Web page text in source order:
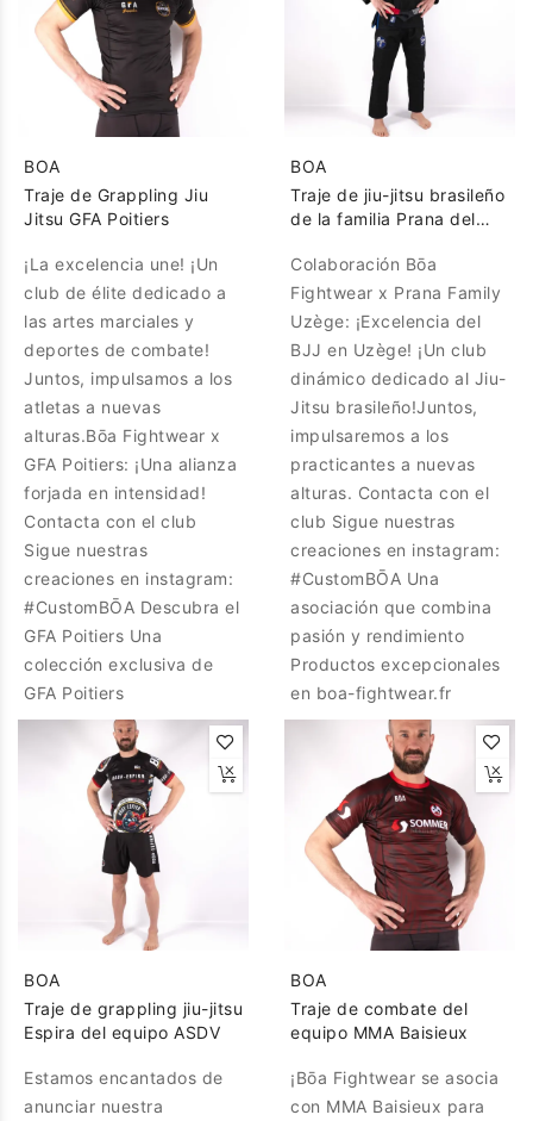
BOA
Traje de Grappling Jiu
Jitsu GFA Poitiers
¡La excelencia une! ¡Un
club de élite dedicado a
las artes marciales y
deportes de combate!
Juntos, impulsamos a los
atletas a nuevas
alturas.Bōa Fightwear x
GFA Poitiers: ¡Una alianza
forjada en intensidad!
Contacta con el club
Sigue nuestras
creaciones en instagram:
#CustomBŌA Descubra el
GFA Poitiers Una
colección exclusiva de
GFA Poitiers
BOA
Traje de jiu-jitsu brasileño
de la familia Prana del
Colaboración Bōa
Fightwear x Prana Family
Uzège: ¡Excelencia del
BJJ en Uzège! ¡Un club
dinámico dedicado al Jiu-
Jitsu brasileño!Juntos,
impulsaremos a los
practicantes a nuevas
alturas. Contacta con el
club Sigue nuestras
creaciones en instagram:
#CustomBŌA Una
asociación que combina
pasión y rendimiento
Productos excepcionales
en boa-fightwear.fr
BOA
Traje de grappling jiu-jitsu
Espira del equipo ASDV
Estamos encantados de
anunciar nuestra
BOA
Traje de combate del
equipo MMA Baisieux
¡Bōa Fightwear se asocia
con MMA Baisieux para